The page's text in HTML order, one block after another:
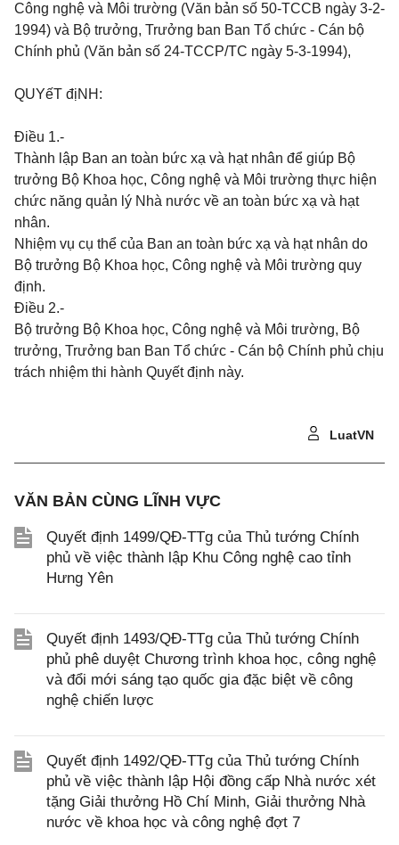
Công nghệ và Môi trường (Văn bản số 50-TCCB ngày 3-2-
1994) và Bộ trưởng, Trưởng ban Ban Tổ chức - Cán bộ
Chính phủ (Văn bản số 24-TCCP/TC ngày 5-3-1994),
QUYếT địNH:
Điều 1.-
Thành lập Ban an toàn bức xạ và hạt nhân để giúp Bộ
trưởng Bộ Khoa học, Công nghệ và Môi trường thực hiện
chức năng quản lý Nhà nước về an toàn bức xạ và hạt
nhân.
Nhiệm vụ cụ thể của Ban an toàn bức xạ và hạt nhân do
Bộ trưởng Bộ Khoa học, Công nghệ và Môi trường quy
định.
Điều 2.-
Bộ trưởng Bộ Khoa học, Công nghệ và Môi trường, Bộ
trưởng, Trưởng ban Ban Tổ chức - Cán bộ Chính phủ chịu
trách nhiệm thi hành Quyết định này.
LuatVN
VĂN BẢN CÙNG LĨNH VỰC
Quyết định 1499/QĐ-TTg của Thủ tướng Chính
phủ về việc thành lập Khu Công nghệ cao tỉnh
Hưng Yên
Quyết định 1493/QĐ-TTg của Thủ tướng Chính
phủ phê duyệt Chương trình khoa học, công nghệ
và đổi mới sáng tạo quốc gia đặc biệt về công
nghệ chiến lược
Quyết định 1492/QĐ-TTg của Thủ tướng Chính
phủ về việc thành lập Hội đồng cấp Nhà nước xét
tặng Giải thưởng Hồ Chí Minh, Giải thưởng Nhà
nước về khoa học và công nghệ đợt 7